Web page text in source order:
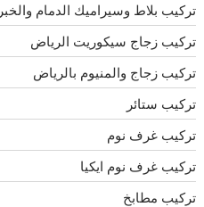
تركيب بلاط وسيراميك الدمام والخبر
تركيب زجاج سيكوريت الرياض
تركيب زجاج والمنيوم بالرياض
تركيب ستائر
تركيب غرف نوم
تركيب غرف نوم ايكيا
تركيب مطابخ